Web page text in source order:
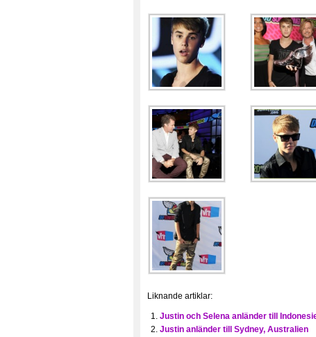
Liknande artiklar:
Justin och Selena anländer till
Justin anländer till Sydney, Australien